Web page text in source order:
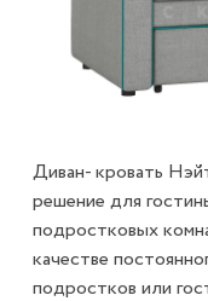
Диван- кровать
решение для
подростковых
качестве
подростков или